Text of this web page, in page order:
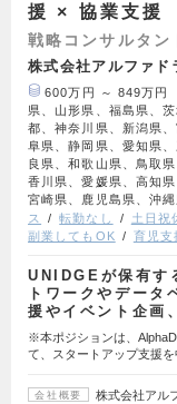
援 × 協業支援
戦略コンサルタン
株式会社アルファド
600万円 ～ 849万円
県、山形県、福島県、
都、神奈川県、新潟県
阜県、静岡県、愛知県
良県、和歌山県、鳥取
香川県、愛媛県、高知
宮崎県、鹿児島県、沖縄
ス
転勤なし 土日祝
副業してもOK
育児支
UNIDGEが保有す
トワークやデータ
援やイベント企画
※本ポジションは、
て、スタートアップ支援
会社概要
株式会社アル